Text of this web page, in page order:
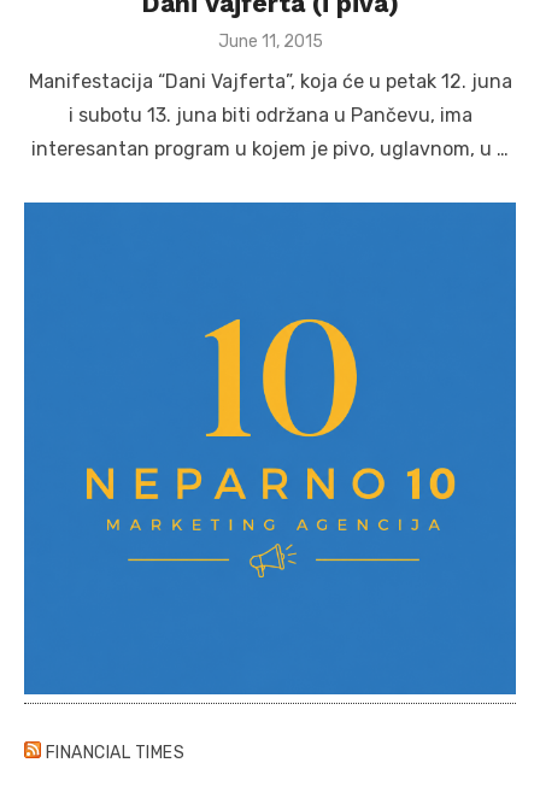
Posted
June 11, 2015
Manifestacija “Dani Vajferta”, koja će u petak 12. juna
i subotu 13. juna biti održana u Pančevu, ima
interesantan program u kojem je pivo, uglavnom, u …
FINANCIAL TIMES